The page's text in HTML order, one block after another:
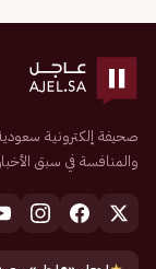
والمنافسة في سبق